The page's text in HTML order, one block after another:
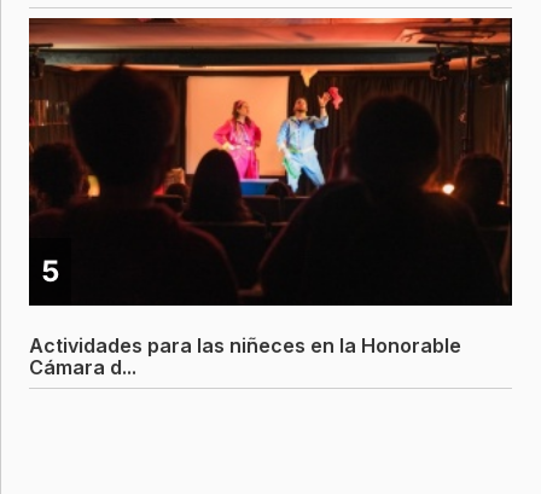
5
Actividades para las niñeces en la Honorable
Cámara d...